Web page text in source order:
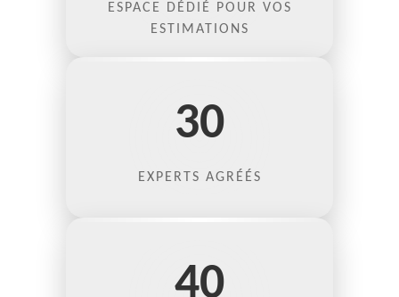
ESPACE DÉDIÉ POUR VOS
ESTIMATIONS
30
EXPERTS AGRÉÉS
40